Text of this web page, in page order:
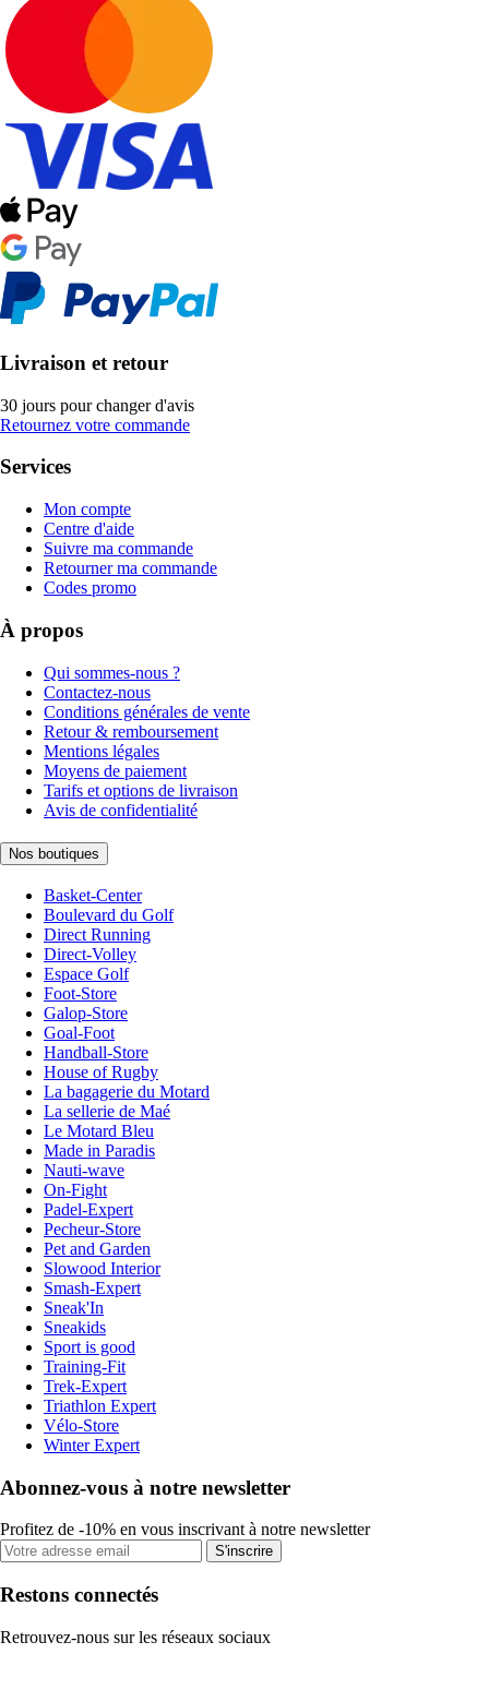
Livraison et retour
30 jours pour changer d'avis
Retournez votre commande
Services
Mon compte
Centre d'aide
Suivre ma commande
Retourner ma commande
Codes promo
À propos
Qui sommes-nous ?
Contactez-nous
Conditions générales de vente
Retour & remboursement
Mentions légales
Moyens de paiement
Tarifs et options de livraison
Avis de confidentialité
Nos boutiques
Basket-Center
Boulevard du Golf
Direct Running
Direct-Volley
Espace Golf
Foot-Store
Galop-Store
Goal-Foot
Handball-Store
House of Rugby
La bagagerie du Motard
La sellerie de Maé
Le Motard Bleu
Made in Paradis
Nauti-wave
On-Fight
Padel-Expert
Pecheur-Store
Pet and Garden
Slowood Interior
Smash-Expert
Sneak'In
Sneakids
Sport is good
Training-Fit
Trek-Expert
Triathlon Expert
Vélo-Store
Winter Expert
Abonnez-vous à notre newsletter
Profitez de -10% en vous inscrivant à notre newsletter
S'inscrire
Restons connectés
Retrouvez-nous sur les réseaux sociaux